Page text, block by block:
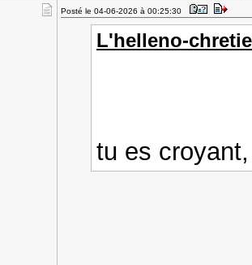
Posté le 04-06-2026 à 00:25:30
L'helleno-
tu es